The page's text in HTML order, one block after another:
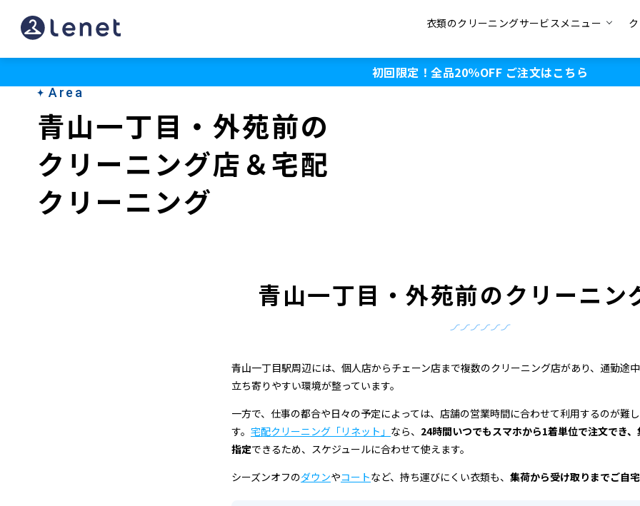
青
山
目・
衣類のクリーニングサービスメニュー
初回限定！全品20％OFF ご注文はこちら
Area
青山一丁目・外苑前の
クリーニング店＆宅配
クリーニング
青山一丁目・外苑前のクリーニン
青山一丁目駅周辺には、個人店からチェーン店まで複数のクリーニング店があり、通勤途
立ち寄りやすい環境が整っています。
一方で、仕事の都合や日々の予定によっては、店舗の営業時間に合わせて利用するのが難
す。 宅配クリーニング「リネット」 なら、 24時間いつでもスマホから1着単位で注文でき
指定できるため、スケジュールに合わせて使えます。
シーズンオフのダウンやコートなど、持ち運びにくい衣類も、 集荷から受け取りまでご自